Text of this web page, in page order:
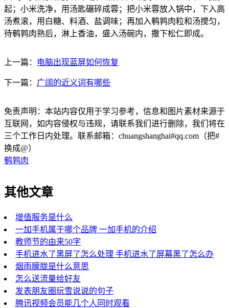
起；小米洗净，用汤匙碾碎成蓉；把小米蓉放入锅中，下入高
汤煮滚，用白糖、料酒、盐调味；再加入鹌鹑肉粒和汤搅匀，
待鹌鹑肉熟后，淋上香油，盛入汤碗内，撒下松仁即成。
上一篇： 电脑出现蓝屏如何恢复
下一篇： 广阔的近义词有哪些
免责声明：本站内容仅用于学习参考，信息和图片素材来源于
互联网，如内容侵权与违规，请联系我们进行删除，我们将在
三个工作日内处理。联系邮箱：chuangshanghai#qq.com（把#
换成@）
鹌鹑肉
其他文章
增值服务是什么
一加手机属于哪个品牌 一加手机的介绍
教师节的由来50字
手机进水了黑屏了怎么处理 手机进水了屏幕黑了怎么办
烟雨朦胧是什么意思
怎么送流量给好友
发表朋友圈玩雪说说的句子
腾讯视频会员能几个人同时观看